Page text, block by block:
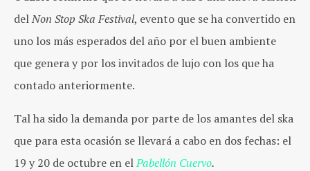
delNon Stop Ska Festival, evento que se ha convertido en
uno los más esperados del año por el buen ambiente
que genera y por los invitados de lujo con los que ha
contado anteriormente.
Tal ha sido la demanda por parte de los amantes del ska
que para esta ocasión se llevará a cabo en dos fechas: el
19 y 20 de octubre en elPabellón Cuervo.